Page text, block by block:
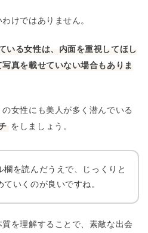
けではありません。
いる女性は、内面を重視してほし
真を載せていない場合もありま
女性にも美人が多く潜んでいる
をしましょう。
欄を読んだうえで、じっくりと
ていくのが良いですね。
を理解することで、素敵な出会